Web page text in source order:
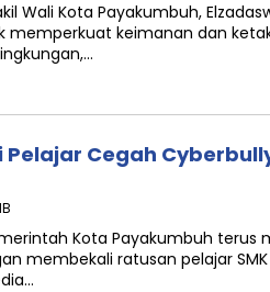
Wali Kota Payakumbuh,
memperkuat keimanan dan
Cegah
Kota Payakumbuh terus
membekali ratusan pelajar